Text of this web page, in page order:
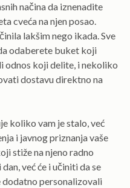
načina da iznenadite
cveća na njen posao.
lakšim nego ikada. Sve
odaberete buket koji
odnos koji delite, i nekoliko
dostavu direktno na
koliko vam je stalo, već
i javnog priznanja vaše
stiže na njeno radno
već će i učiniti da se
dodatno personalizovali